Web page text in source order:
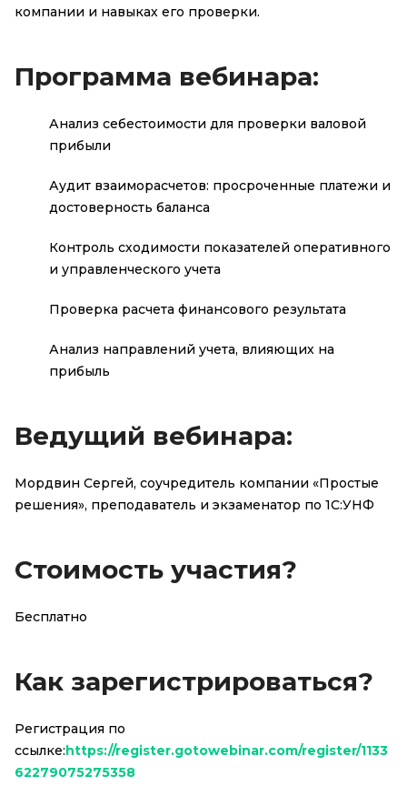
компании и навыках его проверки.
Программа вебинара:
Анализ себестоимости для проверки валовой
прибыли
Аудит взаиморасчетов: просроченные платежи и
достоверность баланса
Контроль сходимости показателей оперативного
и управленческого учета
Проверка расчета финансового результата
Анализ направлений учета, влияющих на
прибыль
Ведущий вебинара:
Мордвин Сергей, соучредитель компании «Простые
решения», преподаватель и экзаменатор по 1С:УНФ
Стоимость участия?
Бесплатно
Как зарегистрироваться?
Регистрация по
ссылке:https://register.gotowebinar.com/register/1133
62279075275358